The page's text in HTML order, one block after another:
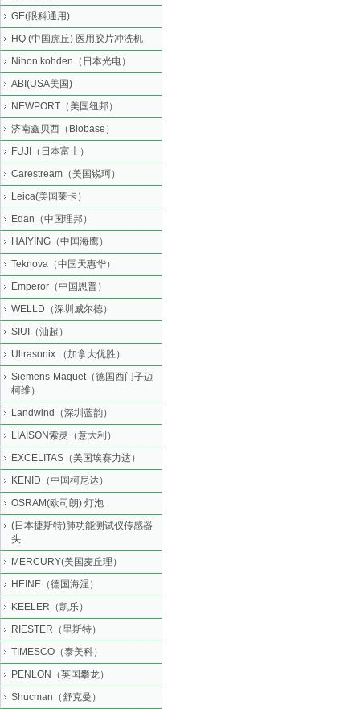
GE(眼科通用)
HQ (中国虎丘) 医用胶片冲洗机
Nihon kohden（日本光电）
ABI(USA美国)
NEWPORT（美国纽邦）
济南鑫贝西（Biobase）
FUJI（日本富士）
Carestream（美国锐珂）
Leica(美国莱卡）
Edan（中国理邦）
HAIYING（中国海鹰）
Teknova（中国天惠华）
Emperor（中国恩普）
WELLD（深圳威尔德）
SIUI（汕超）
Ultrasonix （加拿大优胜）
Siemens-Maquet（德国西门子迈
柯维）
Landwind（深圳蓝韵）
LIAISON索灵（意大利）
EXCELITAS（美国埃赛力达）
KENID（中国柯尼达）
OSRAM(欧司朗) 灯泡
(日本捷斯特)肺功能测试仪传感器
头
MERCURY(美国麦丘理）
HEINE（德国海涅）
KEELER（凯乐）
RIESTER（里斯特）
TIMESCO（泰美科）
PENLON（英国攀龙）
Shucman（舒克曼）